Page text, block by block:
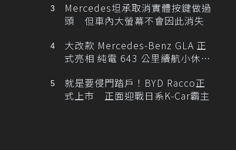
Mercedes坦承取消實體按鍵做過
頭 但車內大螢幕不會因此消失
大改款 Mercedes-Benz GLA 正
式亮相 純電 643 公里續航小休
就是要侵門踏戶！BYD Racco正
式上市 正面迎戰日系K-Car霸主